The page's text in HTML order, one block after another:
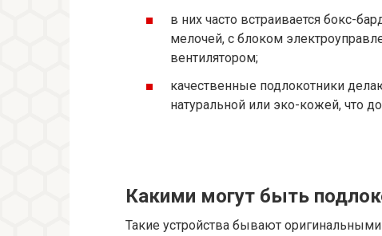
в них часто встраивается бокс-
мелочей, с блоком
вентилятором;
качественные подлокотники
натуральной или эко-кожей, что
Какими могут быть
Такие устройства бывают